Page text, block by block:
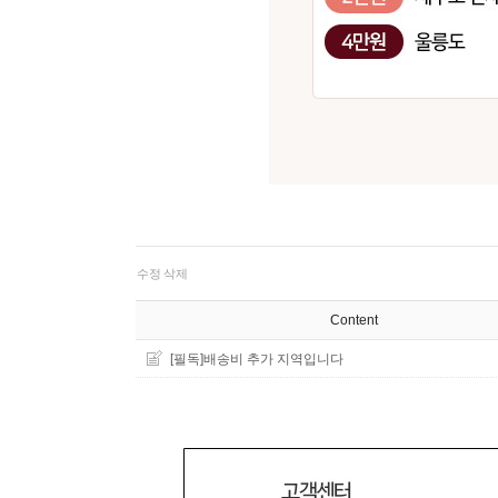
수정 삭제
Content
[필독]배송비 추가 지역입니다